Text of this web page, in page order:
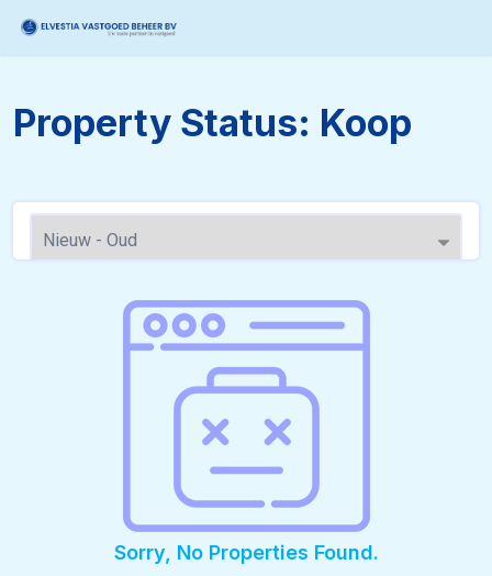
Property Status: Koop
Sorry, No Properties Found.